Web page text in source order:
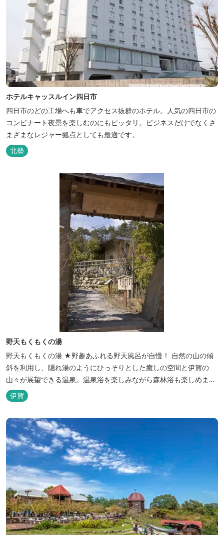
ホテルキャッスルイン四日市
四日市のどの工場へも車でアクセス抜群のホテル。人気の四日市の
コンビナート夜景を楽しむのにもピッタリ。ビジネスだけでなくさ
まざまなレジャー拠点としても最適です。
北勢
野天もくもくの湯
野天もくもくの湯 ★野趣あふれる野天風呂が自慢！ 自然の山の傾
斜を利用し、隠れ湯のようにひっそりとした癒しの空間と伊賀の
山々が展望できる温泉。温泉浴を楽しみながら森林浴も楽しめま
す。一枚岩をくり貫いてつくった湯船もあり、風情ある空間が魅力
です。 ★源泉100％の野天風呂 源泉100％の野天風呂が2つあり、
38度のぬるめの湯と42度の熱めの湯があります。ぬるめの湯はじっ
くりとゆ...
伊賀